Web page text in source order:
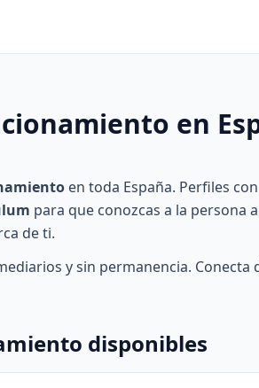
en
en toda España. Perfiles
para que conozcas a la persona
de ti.
y sin permanencia. Conecta
disponibles